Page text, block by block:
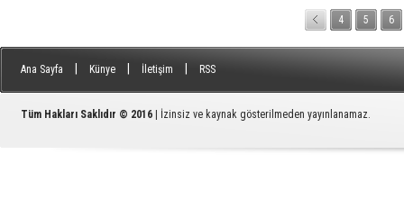
4 5 6
Ana Sayfa Künye İletişim RSS
Tüm Hakları Saklıdır © 2016 | İzinsiz ve kaynak gösterilmeden yayınlanamaz.